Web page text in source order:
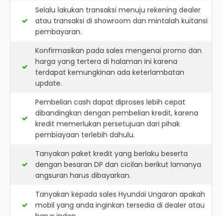
Selalu lakukan transaksi menuju rekening dealer
atau transaksi di showroom dan mintalah kuitansi
pembayaran.
Konfirmasikan pada sales mengenai promo dan
harga yang tertera di halaman ini karena
terdapat kemungkinan ada keterlambatan
update.
Pembelian cash dapat diproses lebih cepat
dibandingkan dengan pembelian kredit, karena
kredit memerlukan persetujuan dari pihak
pembiayaan terlebih dahulu.
Tanyakan paket kredit yang berlaku beserta
dengan besaran DP dan cicilan berikut lamanya
angsuran harus dibayarkan.
Tanyakan kepada sales Hyundai Ungaran apakah
mobil yang anda inginkan tersedia di dealer atau